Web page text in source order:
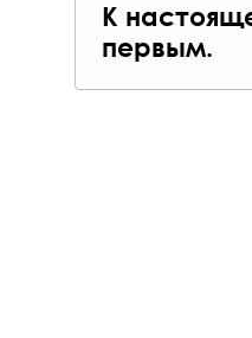
К
первым.